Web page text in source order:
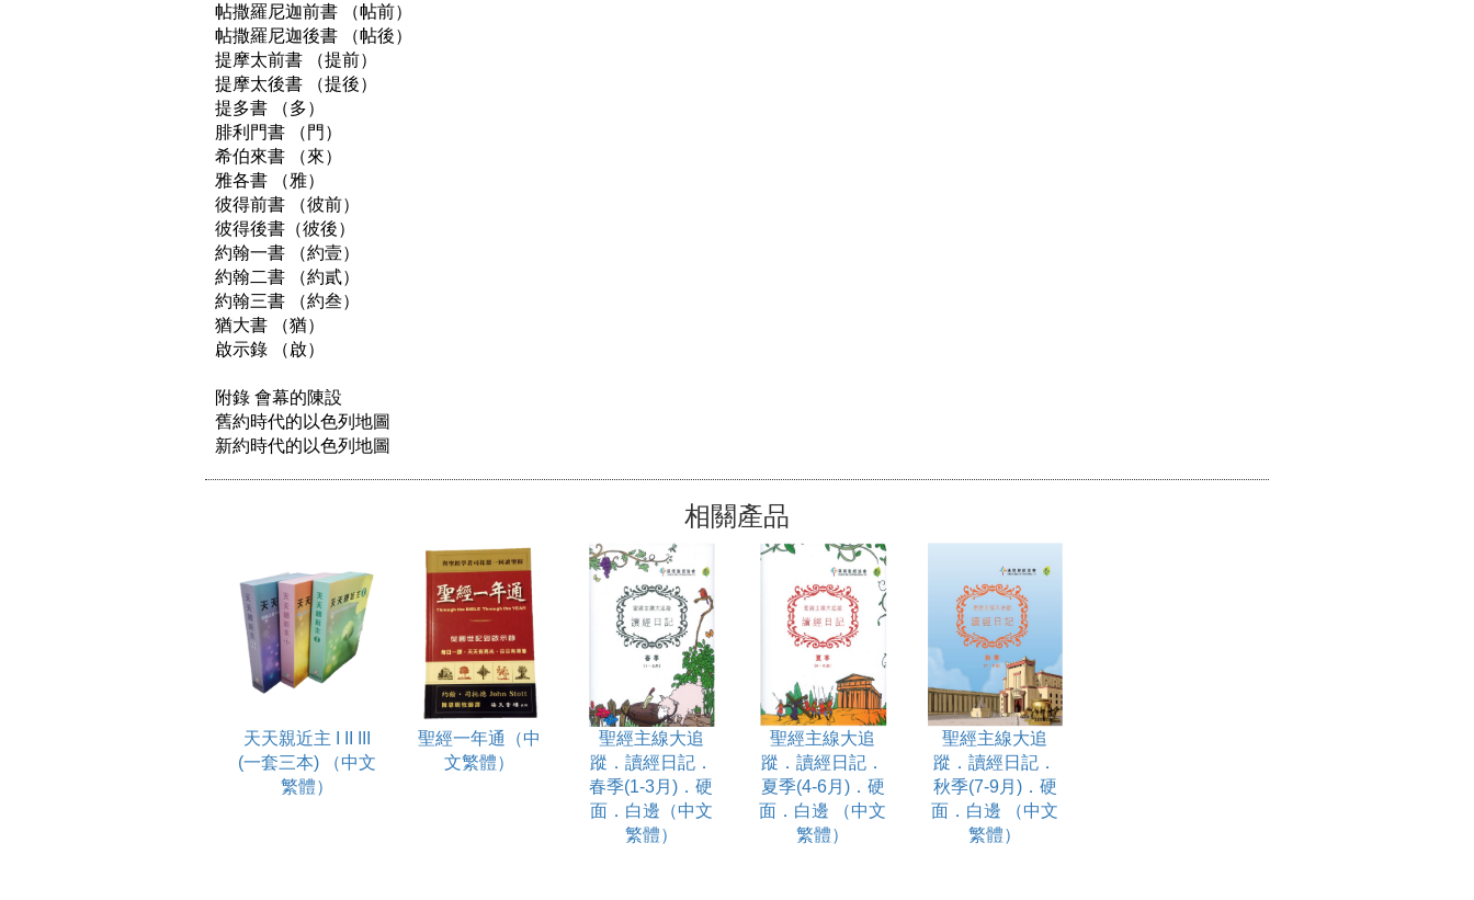
帖撒羅尼迦前書 （帖前）
帖撒羅尼迦後書 （帖後）
提摩太前書 （提前）
提摩太後書 （提後）
提多書 （多）
腓利門書 （門）
希伯來書 （來）
雅各書 （雅）
彼得前書 （彼前）
彼得後書（彼後）
約翰一書 （約壹）
約翰二書 （約貳）
約翰三書 （約叁）
猶大書 （猶）
啟示錄 （啟）
附錄 會幕的陳設
舊約時代的以色列地圖
新約時代的以色列地圖
相關產品
天天親近主 I II III
(一套三本) （中文
繁體）
聖經一年通（中
文繁體）
聖經主線大追
蹤．讀經日記．
春季(1-3月)．硬
面．白邊（中文
繁體）
聖經主線大追
蹤．讀經日記．
夏季(4-6月)．硬
面．白邊 （中文
繁體）
聖經主線大追
蹤．讀經日記．
秋季(7-9月)．硬
面．白邊 （中文
繁體）